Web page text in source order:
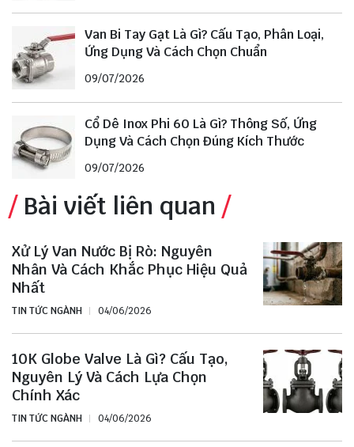
Van Bi Tay Gạt Là Gì? Cấu Tạo, Phân Loại,
Ứng Dụng Và Cách Chọn Chuẩn
09/07/2026
Cổ Dê Inox Phi 60 Là Gì? Thông Số, Ứng
Dụng Và Cách Chọn Đúng Kích Thước
09/07/2026
Bài viết liên quan
Xử Lý Van Nước Bị Rò: Nguyên
Nhân Và Cách Khắc Phục Hiệu Quả
Nhất
TIN TỨC NGÀNH 04/06/2026
10K Globe Valve Là Gì? Cấu Tạo,
Nguyên Lý Và Cách Lựa Chọn
Chính Xác
TIN TỨC NGÀNH 04/06/2026